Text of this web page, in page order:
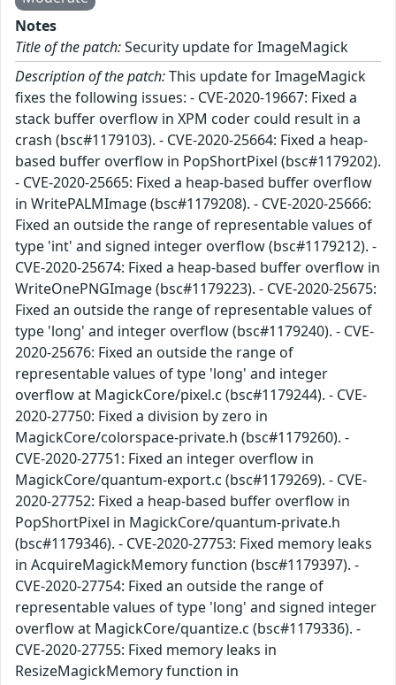
Notes
Title of the patch:Security update for ImageMagick
Description of the patch:This update for ImageMagick
fixes the following issues: - CVE-2020-19667: Fixed a
stack buffer overflow in XPM coder could result in a
crash (bsc#1179103). - CVE-2020-25664: Fixed a heap-
based buffer overflow in PopShortPixel (bsc#1179202).
- CVE-2020-25665: Fixed a heap-based buffer overflow
in WritePALMImage (bsc#1179208). - CVE-2020-25666:
Fixed an outside the range of representable values of
type 'int' and signed integer overflow (bsc#1179212). -
CVE-2020-25674: Fixed a heap-based buffer overflow in
WriteOnePNGImage (bsc#1179223). - CVE-2020-25675:
Fixed an outside the range of representable values of
type 'long' and integer overflow (bsc#1179240). - CVE-
2020-25676: Fixed an outside the range of
representable values of type 'long' and integer
overflow at MagickCore/pixel.c (bsc#1179244). - CVE-
2020-27750: Fixed a division by zero in
MagickCore/colorspace-private.h (bsc#1179260). -
CVE-2020-27751: Fixed an integer overflow in
MagickCore/quantum-export.c (bsc#1179269). - CVE-
2020-27752: Fixed a heap-based buffer overflow in
PopShortPixel in MagickCore/quantum-private.h
(bsc#1179346). - CVE-2020-27753: Fixed memory leaks
in AcquireMagickMemory function (bsc#1179397). -
CVE-2020-27754: Fixed an outside the range of
representable values of type 'long' and signed integer
overflow at MagickCore/quantize.c (bsc#1179336). -
CVE-2020-27755: Fixed memory leaks in
ResizeMagickMemory function in